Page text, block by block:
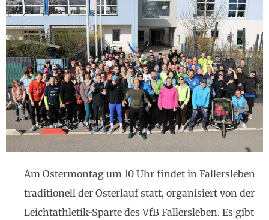
Am Ostermontag um 10 Uhr findet in Fallersleben
traditionell der Osterlauf statt, organisiert von der
Leichtathletik-Sparte des VfB Fallersleben. Es gibt